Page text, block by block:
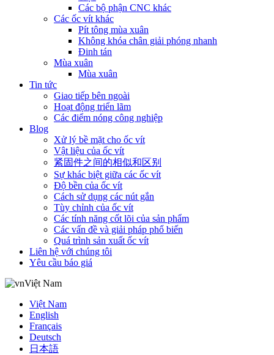
Các bộ phận CNC khác
Các ốc vít khác
Pít tông mùa xuân
Không khóa chân giải phóng nhanh
Đinh tán
Mùa xuân
Mùa xuân
Tin tức
Giao tiếp bên ngoài
Hoạt động triển lãm
Các điểm nóng công nghiệp
Blog
Xử lý bề mặt cho ốc vít
Vật liệu của ốc vít
紧固件之间的相似和区别
Sự khác biệt giữa các ốc vít
Độ bền của ốc vít
Cách sử dụng các nút gắn
Tùy chỉnh của ốc vít
Các tính năng cốt lõi của sản phẩm
Các vấn đề và giải pháp phổ biến
Quá trình sản xuất ốc vít
Liên hệ với chúng tôi
Yêu cầu báo giá
Việt Nam
Việt Nam
English
Français
Deutsch
日本語